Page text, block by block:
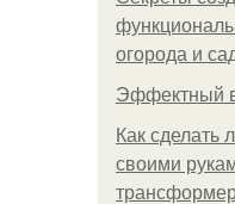
огорода и
Эффектный
Как сделать
своими